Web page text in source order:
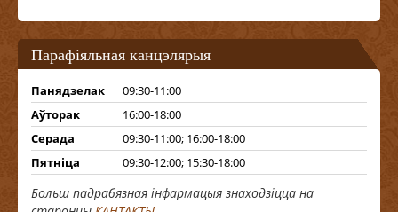
Парафіяльная канцэлярыя
Панядзелак
09:30-11:00
Аўторак
16:00-18:00
Серада
09:30-11:00; 16:00-18:00
Пятніца
09:30-12:00; 15:30-18:00
Больш падрабязная інфармацыя знаходзіцца на